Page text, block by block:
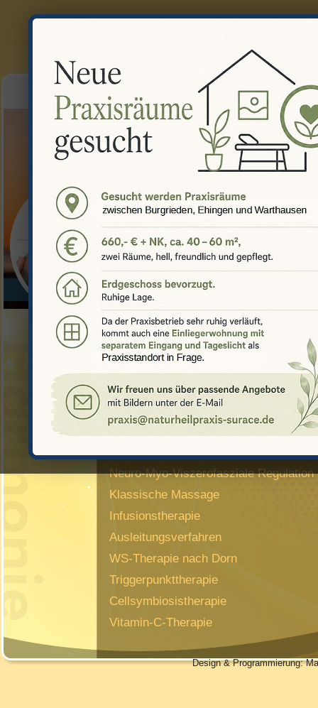
STARTSEITE TERMINE
Unsere Leistungen:
Dunkelfeldmikroskopie &
Therapie nach Prof. Dr. Enderlein
Sauerstoff-Ozon-Therapie
Neuro-Myo-Viszerofasziale Regulation
Klassische Massage
Infusionstherapie
Ausleitungsverfahren
WS-Therapie nach Dorn
Triggerpunkttherapie
Cellsymbiosistherapie
Vitamin-C-Therapie
Design & Programmierung: